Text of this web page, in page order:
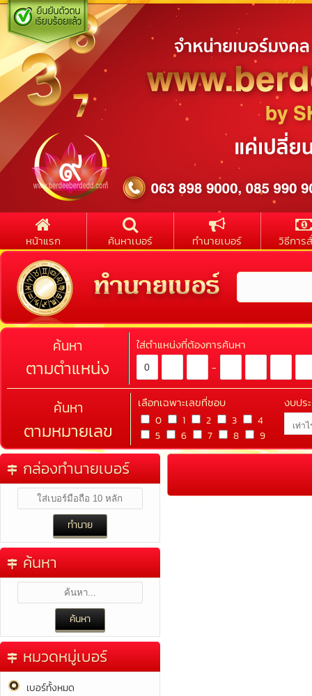
หน้าแรก ค้นหาเบอร์ ทำนายเบอร์ วิธีการ
ค้นหา
ตามตำแหน่ง
ใส่ตำแหน่งที่ต้องการค้นหา
-
ค้นหา
ตามหมายเลข
เลือกเฉพาะเลขที่ชอบ
0 1 2 3
4
5
6 7 8 9
งบปร
กล่องทำนายเบอร์
ค้นหา
หมวดหมู่เบอร์
เบอร์ทั้งหมด